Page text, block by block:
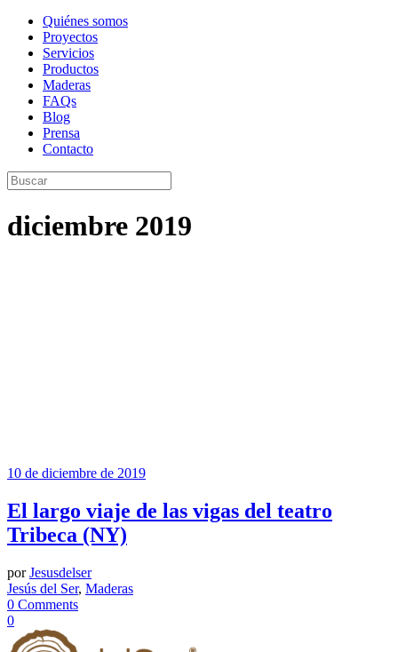
Quiénes somos
Proyectos
Servicios
Productos
Maderas
FAQs
Blog
Prensa
Contacto
diciembre 2019
10 de diciembre de 2019
El largo viaje de las vigas del teatro
Tribeca (NY)
porJesusdelser
Jesús del Ser, Maderas
0 Comments
0